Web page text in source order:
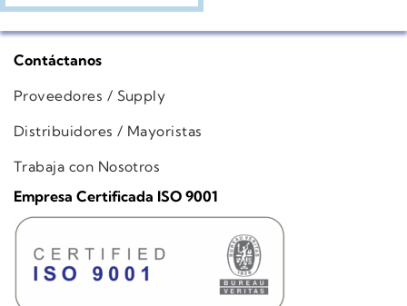
Contáctanos
Proveedores / Supply
Distribuidores / Mayoristas
Trabaja con Nosotros
Empresa Certificada ISO 9001